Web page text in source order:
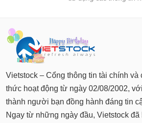
Vietstock – Cổng thông tin tài chính
thức hoạt động từ ngày 02/08/2002,
thành người bạn đồng hành đáng tin
Ngay từ những ngày đầu, Vietstock